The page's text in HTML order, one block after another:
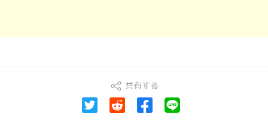
共有する